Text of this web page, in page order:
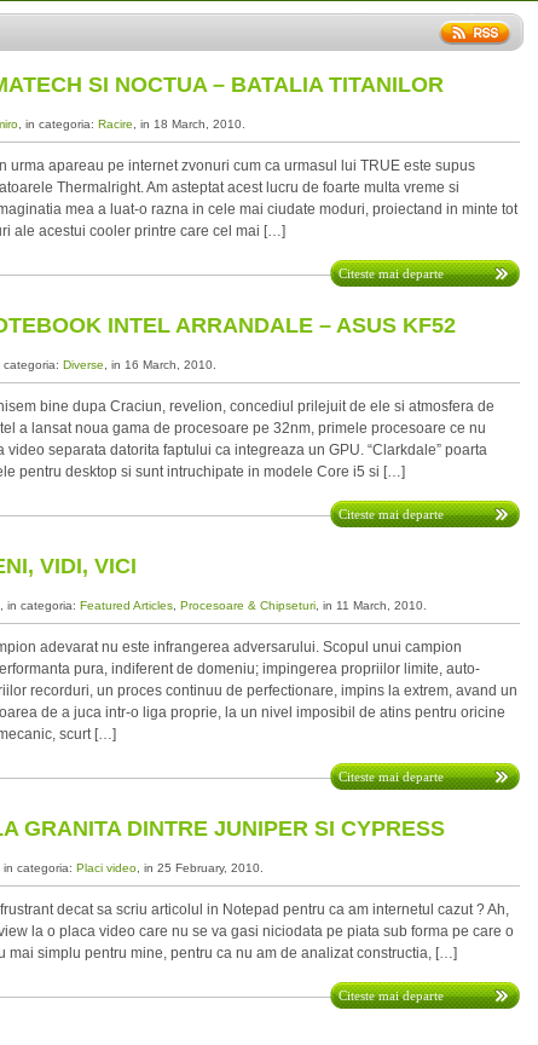
SI NOCTUA – BATALIA TITANILOR
, in categoria: Racire , in 18 March, 2010.
urma apareau pe internet zvonuri cum ca urmasul lui TRUE este supus
Thermalright. Am asteptat acest lucru de foarte multa vreme si
mea a luat-o razna in cele mai ciudate moduri, proiectand in minte tot
ale acestui cooler printre care cel mai […]
Citeste mai departe
INTEL ARRANDALE – ASUS KF52
categoria: Diverse , in 16 March, 2010.
bine dupa Craciun, revelion, concediul prilejuit de ele si atmosfera de
a lansat noua gama de procesoare pe 32nm, primele procesoare ce nu
video separata datorita faptului ca integreaza un GPU. “Clarkdale” poarta
pentru desktop si sunt intruchipate in modele Core i5 si […]
Citeste mai departe
VIDI, VICI
, in categoria: Featured Articles, Procesoare & Chipseturi, in 11 March, 2010.
adevarat nu este infrangerea adversarului. Scopul unui campion
pura, indiferent de domeniu; impingerea propriilor limite, auto-
recorduri, un proces continuu de perfectionare, impins la extrem, avand un
de a juca intr-o liga proprie, la un nivel imposibil de atins pentru oricine
scurt […]
Citeste mai departe
GRANITA DINTRE JUNIPER SI CYPRESS
, in categoria: Placi video, in 25 February, 2010.
decat sa scriu articolul in Notepad pentru ca am internetul cazut ? Ah,
la o placa video care nu se va gasi niciodata pe piata sub forma pe care o
mai simplu pentru mine, pentru ca nu am de analizat constructia, […]
Citeste mai departe